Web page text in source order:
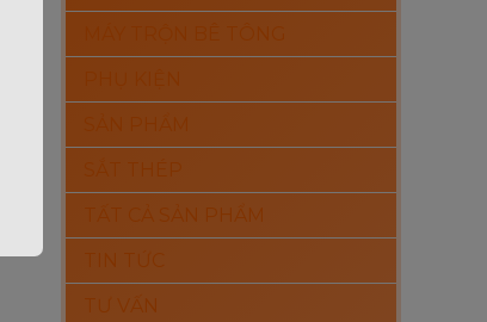
TẤT CẢ SẢN PHẨM
TƯ VẤN